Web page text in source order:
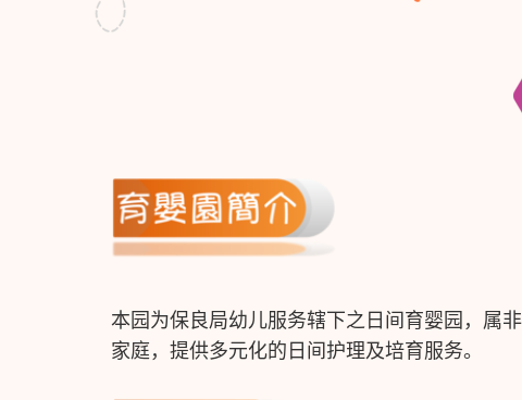
本园为保良局幼儿服务辖下之日间育婴园，属
家庭，提供多元化的日间护理及培育服务。